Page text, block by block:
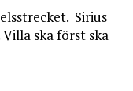
Sirius
ska först ska